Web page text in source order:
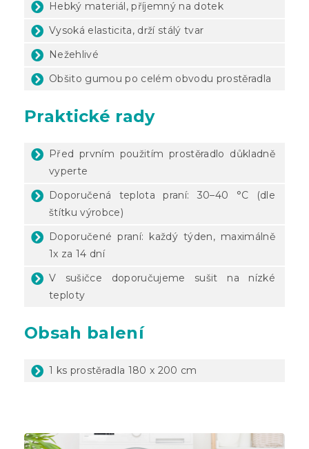
Hebký materiál, příjemný na dotek
Vysoká elasticita, drží stálý tvar
Nežehlivé
Obšito gumou po celém obvodu prostěradla
Praktické rady
Před prvním použitím prostěradlo důkladně
vyperte
Doporučená teplota praní: 30–40 °C (dle
štítku výrobce)
Doporučené praní: každý týden, maximálně
1x za 14 dní
V sušičce doporučujeme sušit na nízké
teploty
Obsah balení
1 ks prostěradla 180 x 200 cm